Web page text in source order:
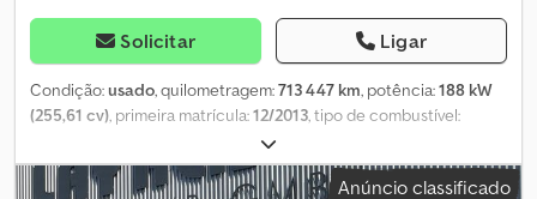
Solicitar Ligar
Condição:usado, quilometragem:713 447 km, potência:188 kW
(255,61 cv), primeira matrícula:12/2013, tipo de combustível:
, tipo de engrenagem:
cor:outro, travões:retardador, comprimento total:12 050 mm,
altura total: 3 300 mm, Ano de fabrico:2013, Equipamento:ABS, ar
Anúncio classificado